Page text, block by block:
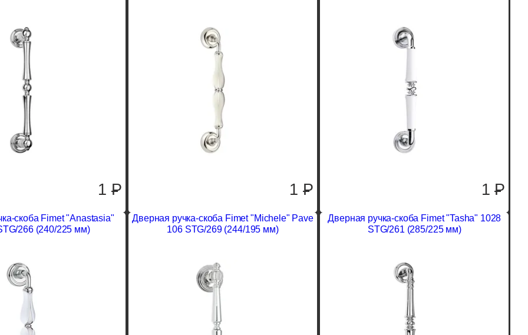
1 P 1P 1P
скоба Fimet "Anastasia"
266 (240/225 мм)
Дверная ручка-скоба Fimet "Michele" Pave
106 STG/269 (244/195 мм)
Дверная ручка-скоба Fimet "Tasha" 1028
STG/261 (285/225 мм)